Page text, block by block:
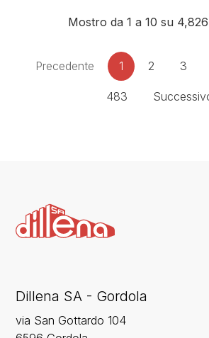
Mostro da 1 a 10 su
Precedente 1 2 3
483
Dillena SA - Gordola
via San Gottardo 104